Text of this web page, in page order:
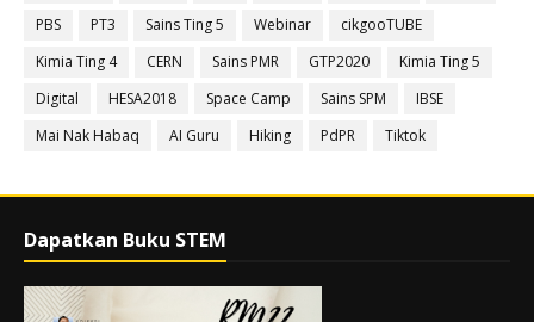
PBS
PT3 Sains Ting 5 Webinar
cikgooTUBE
Kimia Ting 4
CERN Sains PMR GTP2020
Kimia Ting 5
Digital
HESA2018 Space Camp Sains SPM
IBSE
Mai Nak Habaq
AI Guru Hiking PdPR Tiktok
Dapatkan Buku STEM